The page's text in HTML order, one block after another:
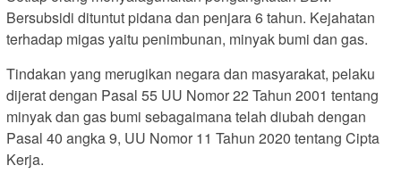
Bersubsidi dituntut pidana dan penjara 6 tahun. Kejahatan
terhadap migas yaitu penimbunan, minyak bumi dan gas.
Tindakan yang merugikan negara dan masyarakat, pelaku
dijerat dengan Pasal 55 UU Nomor 22 Tahun 2001 tentang
minyak dan gas bumi sebagaimana telah diubah dengan
Pasal 40 angka 9, UU Nomor 11 Tahun 2020 tentang Cipta
Kerja.